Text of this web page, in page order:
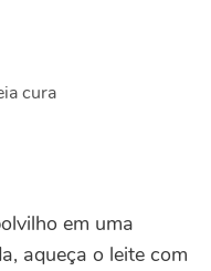
cura
em uma
aqueça o leite com